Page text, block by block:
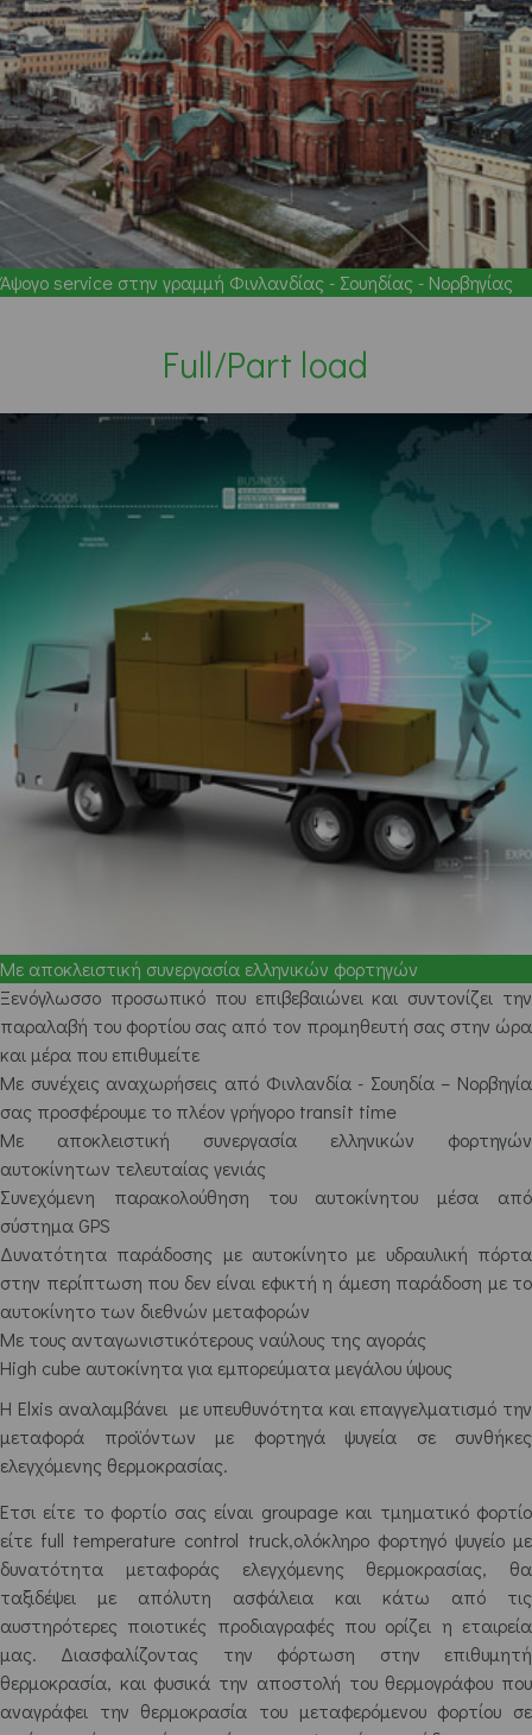
Άψογο service στην γραμμή Φινλανδίας - Σουηδίας - Νορβηγίας
Full/Part load
Με αποκλειστική συνεργασία ελληνικών φορτηγών
Ξενόγλωσσο προσωπικό που επιβεβαιώνει και συντονίζει την
παραλαβή του φορτίου σας από τον προμηθευτή σας στην ώρα
και μέρα που επιθυμείτε
Mε συνέχεις αναχωρήσεις από Φινλανδία - Σουηδία – Νορβηγία
σας προσφέρουμε το πλέον γρήγορο transit time
Με αποκλειστική συνεργασία ελληνικών φορτηγών
αυτοκίνητων τελευταίας γενιάς
Συνεχόμενη παρακολούθηση του αυτοκίνητου μέσα από
σύστημα GPS
Δυνατότητα παράδοσης με αυτοκίνητο με υδραυλική πόρτα
στην περίπτωση που δεν είναι εφικτή η άμεση παράδοση με το
αυτοκίνητο των διεθνών μεταφορών
Με τους ανταγωνιστικότερους ναύλους της αγοράς
High cube αυτοκίνητα για εμπορεύματα μεγάλου ύψους
Η Elxis αναλαμβάνει με υπευθυνότητα και επαγγελματισμό την
μεταφορά προϊόντων με φορτηγά ψυγεία σε συνθήκες
ελεγχόμενης θερμοκρασίας.
Έτσι είτε το φορτίο σας είναι groupage και τμηματικό φορτίο
είτε full temperature control truck,ολόκληρο φορτηγό ψυγείο με
δυνατότητα μεταφοράς ελεγχόμενης θερμοκρασίας, θα
ταξιδέψει με απόλυτη ασφάλεια και κάτω από τις
αυστηρότερες ποιοτικές προδιαγραφές που ορίζει η εταιρεία
μας. Διασφαλίζοντας την φόρτωση στην επιθυμητή
θερμοκρασία, και φυσικά την αποστολή του θερμογράφου που
αναγράφει την θερμοκρασία του μεταφερόμενου φορτίου σε